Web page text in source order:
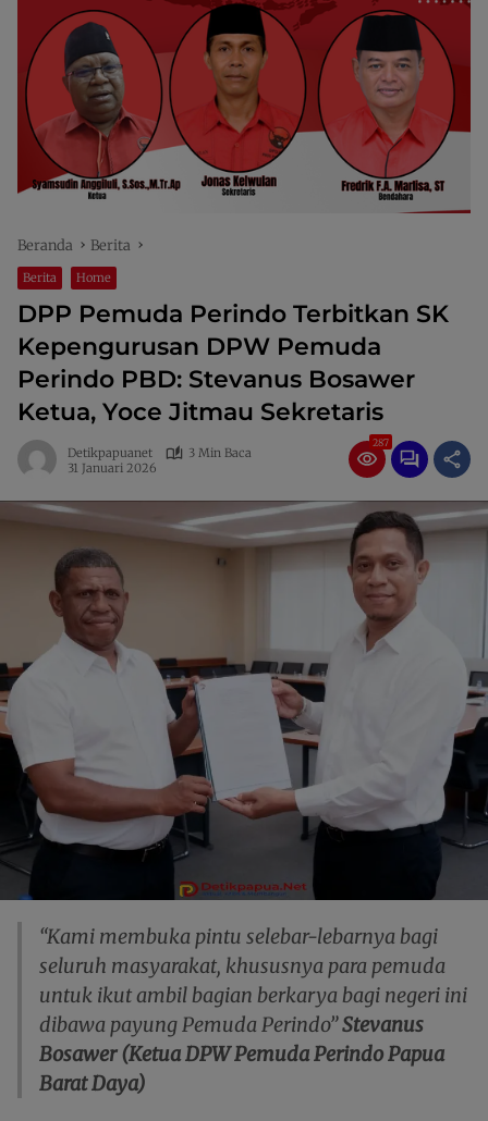
Beranda Berita
Berita Home
DPP Pemuda Perindo Terbitkan SK
Kepengurusan DPW Pemuda
Perindo PBD: Stevanus Bosawer
Ketua, Yoce Jitmau Sekretaris
Detikpapuanet
3 Min Baca
31 Januari 2026
287
“Kami membuka pintu selebar-lebarnya bagi
seluruh masyarakat, khususnya para pemuda
untuk ikut ambil bagian berkarya bagi negeri ini
dibawa payung Pemuda Perindo”Stevanus
Bosawer (Ketua DPW Pemuda Perindo Papua
Barat Daya)